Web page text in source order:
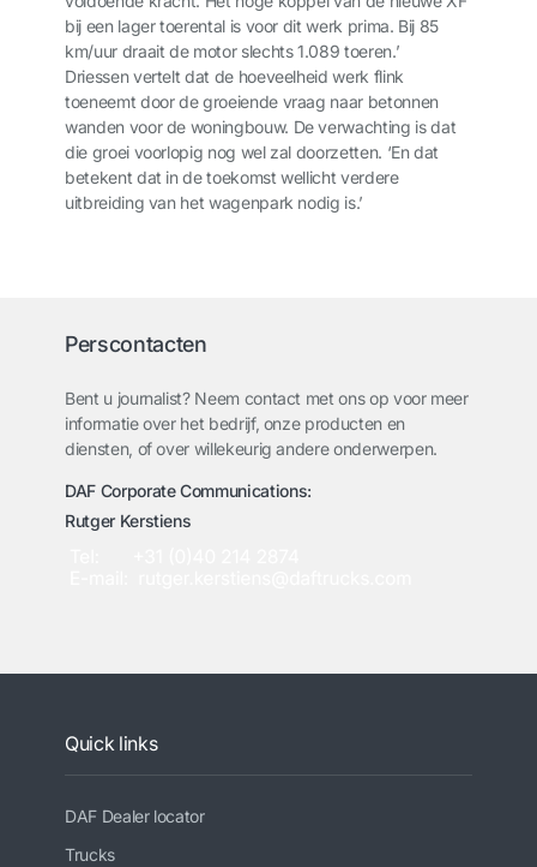
bij een lager toerental is voor dit werk prima. Bij 85
km/uur draait de motor slechts 1.089 toeren.’
Driessen vertelt dat de hoeveelheid werk flink
toeneemt door de groeiende vraag naar betonnen
wanden voor de woningbouw. De verwachting is dat
die groei voorlopig nog wel zal doorzetten. ‘En dat
betekent dat in de toekomst wellicht verdere
uitbreiding van het wagenpark nodig is.’
Perscontacten
Bent u journalist? Neem contact met ons op voor meer
informatie over het bedrijf, onze producten en
diensten, of over willekeurig andere onderwerpen.
DAF Corporate Communications:
Rutger Kerstiens
Quick links
DAF Dealer locator
Trucks